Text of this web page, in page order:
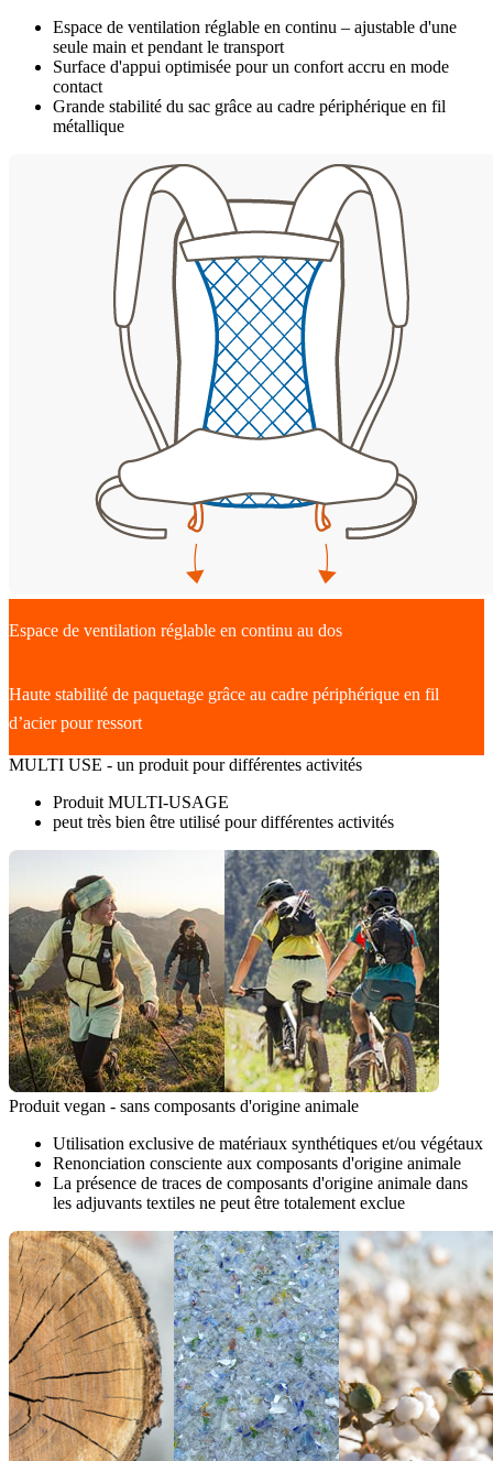
Espace de ventilation réglable en continu – ajustable d'une
seule main et pendant le transport
Surface d'appui optimisée pour un confort accru en mode
contact
Grande stabilité du sac grâce au cadre périphérique en fil
métallique
Espace de ventilation réglable en continu au dos
Haute stabilité de paquetage grâce au cadre périphérique en fil
d’acier pour ressort
MULTI USE - un produit pour différentes activités
Produit MULTI-USAGE
peut très bien être utilisé pour différentes activités
Produit vegan - sans composants d'origine animale
Utilisation exclusive de matériaux synthétiques et/ou végétaux
Renonciation consciente aux composants d'origine animale
La présence de traces de composants d'origine animale dans
les adjuvants textiles ne peut être totalement exclue